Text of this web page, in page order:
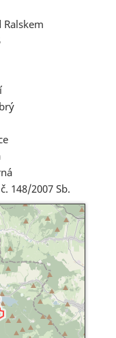
Ralskem
148/2007 Sb.